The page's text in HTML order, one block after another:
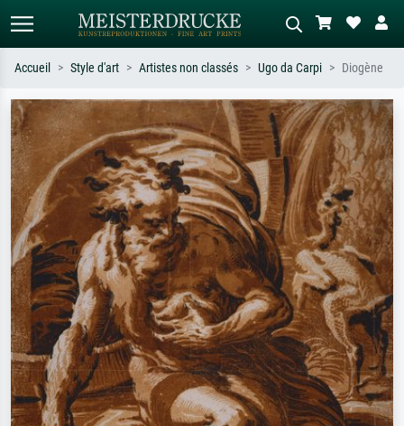
Recherche standard Recherche d'images IA
Recherchez par artiste, titre ou style –
ex. Monet, Nuit étoilée,
impressionnisme, vague de Hokusai,
nu.
Décrivez la scène – ex. prairie verte,
abstrait avec beaucoup de rouge,
tableau sombre, nu debout près d'un
arbre.
Accueil Style d'art Artistes non classés Ugo da Carpi Diogène